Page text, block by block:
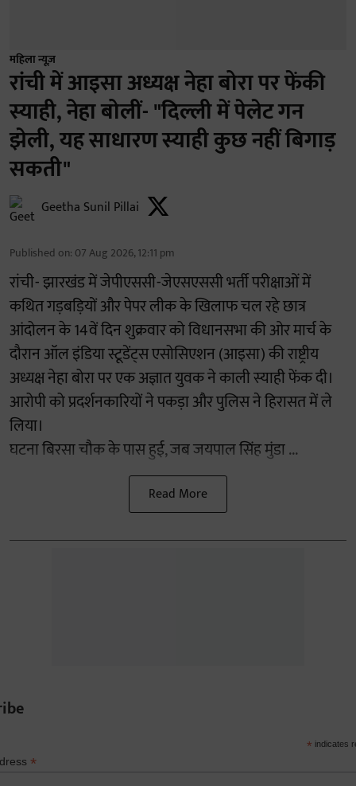
महिला न्यूज़
रांची में आइसा अध्यक्ष नेहा बोरा पर फेंकी
स्याही, नेहा बोलीं- "दिल्ली में पेलेट गन
झेली, यह साधारण स्याही कुछ नहीं बिगाड़
सकती"
Geetha Sunil Pillai
Published on: 07 Aug 2026, 12:11 pm
रांची- झारखंड में जेपीएससी-जेएसएससी भर्ती परीक्षाओं में
कथित गड़बड़ियों और पेपर लीक के खिलाफ चल रहे छात्र
आंदोलन के 14वें दिन शुक्रवार को विधानसभा की ओर मार्च के
दौरान ऑल इंडिया स्टूडेंट्स एसोसिएशन (आइसा) की राष्ट्रीय
अध्यक्ष नेहा बोरा पर एक अज्ञात युवक ने काली स्याही फेंक दी।
आरोपी को प्रदर्शनकारियों ने पकड़ा और पुलिस ने हिरासत में ले
लिया।
घटना बिरसा चौक के पास हुई, जब जयपाल सिंह मुंडा ...
Read More
* indicates
*